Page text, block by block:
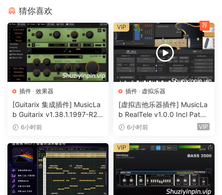
Put Your Hands Up in The Air
EDEN combines expertly curated drum hits in 45 dance
styles with 1035 individual contemporary rhythmical
patterns covering song intros, verses, choruses, fills,
endings and more.
Frustration-Free Design
EDEN’s simple, frustration-free controls make it ideal for
just getting on with making music. Professional producers
and beginners alike will appreciate the speed at which
whole tracks and ideas can materialize along with the
uncompromising quality of the sounds on offer.
Features at a Glance
With 10 separate kits, 12 smart-mix presets and a powerful
set of easy to use mixing and FX tools, EDEN can cater for
猜你喜欢
插件 · 效果器
[Guitarix 集成插件] MusicLa
b Guitarix v1.38.1.1997-R2R
[WiN]（7.5MB）
6小时前
插件 · 虚拟乐器
[虚拟吉他乐器插件] MusicLa
b RealTele v1.0.0 Incl Patch
ed and Keygen-R2R [WiN]
6小时前 VIP
VIP 荐
VIP